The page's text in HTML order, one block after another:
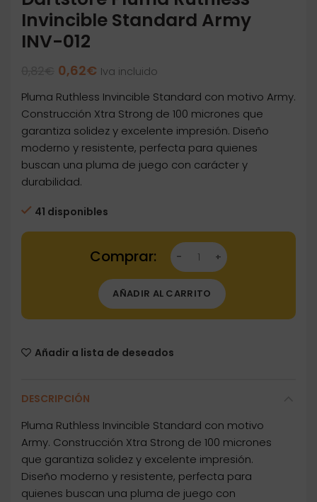
Invincible Standard Army
INV-012
El
original
era:
0,82€.
0,62€ El
actual
es:
0,62€.
Iva incluido
Pluma Ruthless Invincible Standard con motivo Army.
Construcción Xtra Strong de 100 micrones que
garantiza solidez y excelente impresión. Diseño
moderno y resistente, perfecta para quienes
buscan una pluma de juego con carácter y
durabilidad.
41 disponibles
Dartstore Pluma Ruthless Invincible Standard
AÑADIR AL CARRITO
Añadir a lista de deseados
DESCRIPCIÓN
Pluma Ruthless Invincible Standard con motivo
Army. Construcción Xtra Strong de 100 micrones
que garantiza solidez y excelente impresión.
Diseño moderno y resistente, perfecta para
quienes buscan una pluma de juego con